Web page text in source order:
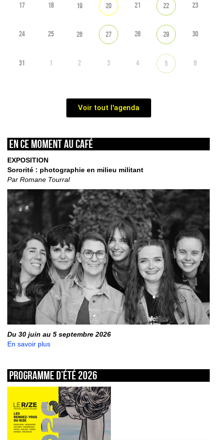
17 18 19 20 21 22 23
24 25 26 27 28 29 30
31 1 2 3 4 5 6
Voir tout l'agenda
En ce moment au café
EXPOSITION
Sororité : photographie en milieu militant
Par Romane Tourral
Du 30 juin au 5 septembre 2026
En savoir plus
Programme d’été 2026